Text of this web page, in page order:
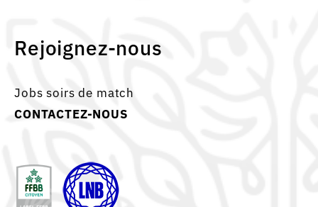
Rejoignez-nous
Jobs soirs de match
CONTACTEZ-NOUS